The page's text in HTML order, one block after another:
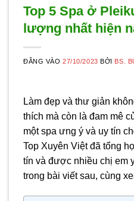
Top 5 Spa ở
lượng nhất hiện
ĐĂNG VÀO27/10/2023 BỞI BS.
Làm đẹp và thư giản
thích mà còn là đam mê
một spa ưng ý và uy tín
Top Xuyên Việt đã tổng
tín và được nhiều chị em
trong bài viết sau, cùng